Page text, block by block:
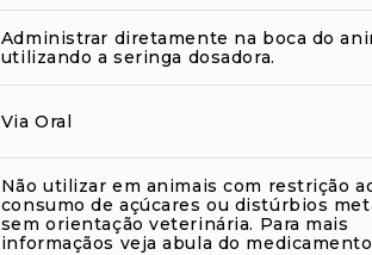
Administrar diretamente na boca do
utilizando a seringa dosadora.
Via Oral
Não utilizar em animais com restrição
consumo de açúcares ou distúrbios
sem orientação veterinária. Para mais
informaçãos veja abula do